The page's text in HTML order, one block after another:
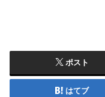
ポスト
はてブ